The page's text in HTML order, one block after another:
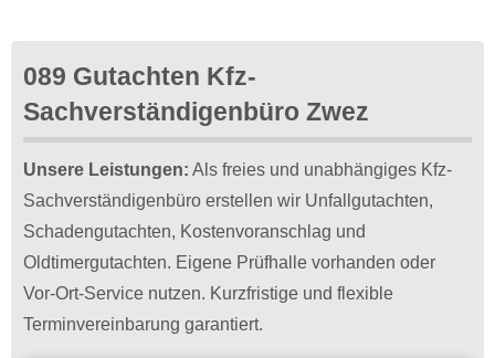
089 Gutachten Kfz-
Sachverständigenbüro Zwez
Unsere Leistungen: Als freies und unabhängiges Kfz-
Sachverständigenbüro erstellen wir Unfallgutachten,
Schadengutachten, Kostenvoranschlag und
Oldtimergutachten. Eigene Prüfhalle vorhanden oder
Vor-Ort-Service nutzen. Kurzfristige und flexible
Terminvereinbarung garantiert.